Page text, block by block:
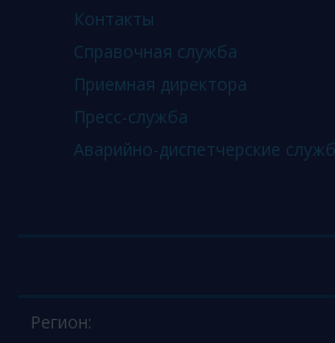
Контакты
Справочная служба
Приемная директора
Пресс-служба
Аварийно-диспетчерские
Регион: